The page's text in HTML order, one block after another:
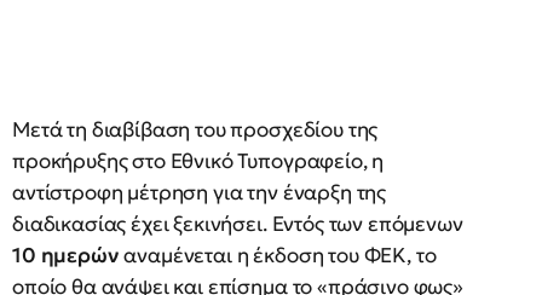
Μετά τη διαβίβαση του προσχεδίου της
προκήρυξης στο Εθνικό Τυπογραφείο, η
αντίστροφη μέτρηση για την έναρξη της
διαδικασίας έχει ξεκινήσει. Εντός των επόμενων
10 ημερώναναμένεται η έκδοση του ΦΕΚ, το
οποίο θα ανάψει και επίσημα το «πράσινο φως»